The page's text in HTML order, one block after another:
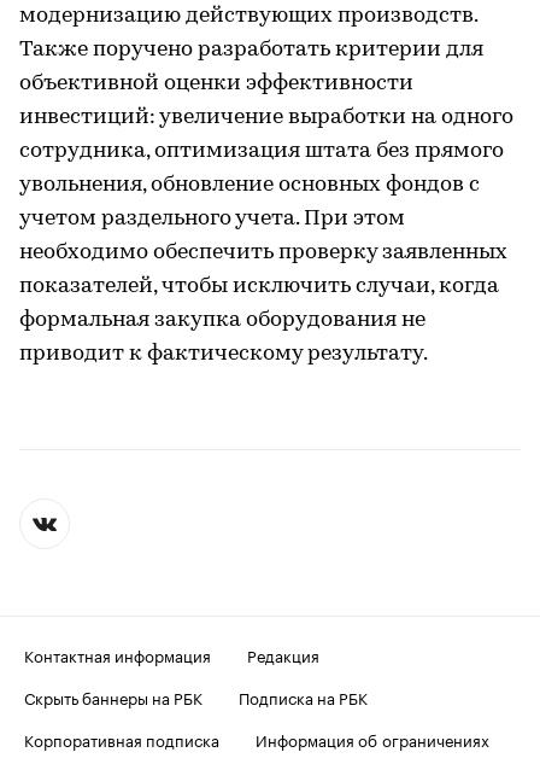
модернизацию действующих производств.
Также поручено разработать критерии для
объективной оценки эффективности
инвестиций: увеличение выработки на одного
сотрудника, оптимизация штата без прямого
увольнения, обновление основных фондов с
учетом раздельного учета. При этом
необходимо обеспечить проверку заявленных
показателей, чтобы исключить случаи, когда
формальная закупка оборудования не
приводит к фактическому результату.
Контактная информация
Редакция
Скрыть баннеры на РБК
Подписка на РБК
Корпоративная подписка
Информация об ограничениях